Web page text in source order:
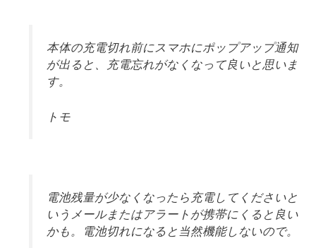
本体の充電切れ前にスマホにポップアップ通知
が出ると、充電忘れがなくなって良いと思いま
す。
トモ
電池残量が少なくなったら充電してくださいと
いうメールまたはアラートが携帯にくると良い
かも。電池切れになると当然機能しないので。